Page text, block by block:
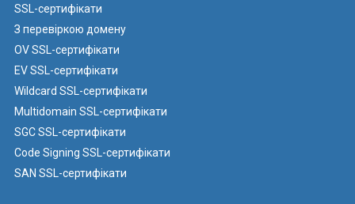
SSL-сертифікати
З перевіркою домену
OV SSL-сертифікати
EV SSL-сертифікати
Wildcard SSL-сертифікати
Multidomain SSL-сертифікати
SGC SSL-сертифікати
Code Signing SSL-сертифікати
SAN SSL-сертифікати